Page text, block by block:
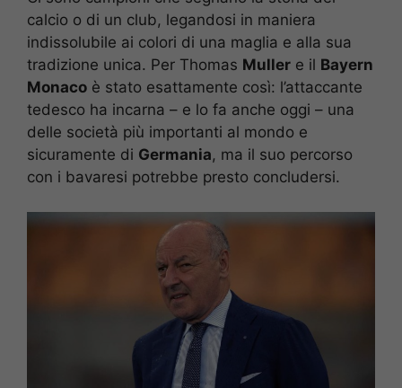
calcio o di un club, legandosi in maniera
indissolubile ai colori di una maglia e alla sua
tradizione unica. Per Thomas Muller e il Bayern
Monaco è stato esattamente così: l’attaccante
tedesco ha incarna – e lo fa anche oggi – una
delle società più importanti al mondo e
sicuramente di Germania, ma il suo percorso
con i bavaresi potrebbe presto concludersi.